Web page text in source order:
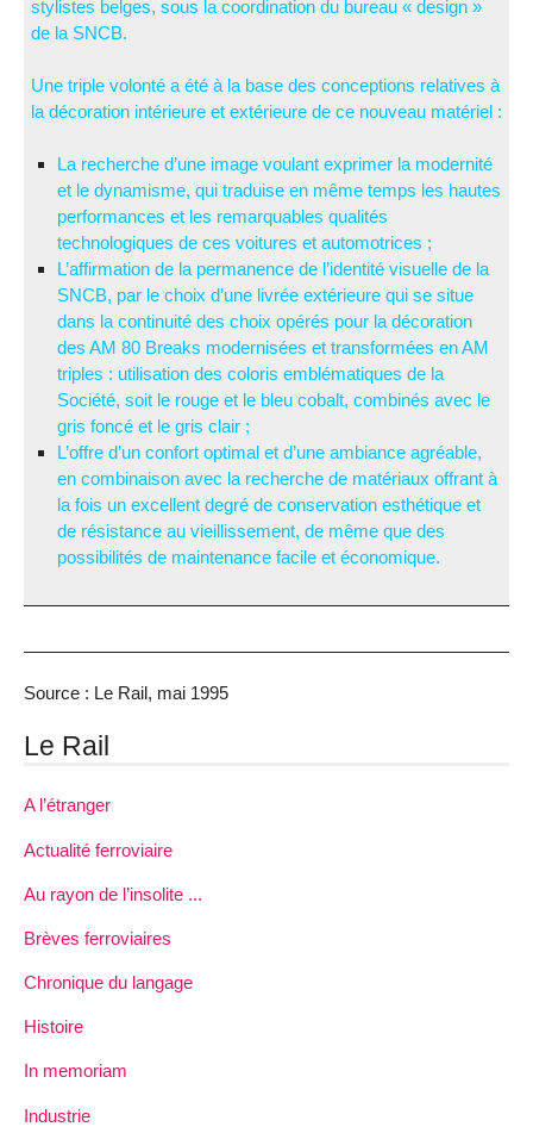
stylistes belges, sous la coordination du bureau « design »
de la SNCB.
Une triple volonté a été à la base des conceptions relatives à
la décoration intérieure et extérieure de ce nouveau matériel :
La recherche d’une image voulant exprimer la modernité
et le dynamisme, qui traduise en même temps les hautes
performances et les remarquables qualités
technologiques de ces voitures et automotrices ;
L’affirmation de la permanence de l’identité visuelle de la
SNCB, par le choix d’une livrée extérieure qui se situe
dans la continuité des choix opérés pour la décoration
des AM 80 Breaks modernisées et transformées en AM
triples : utilisation des coloris emblématiques de la
Société, soit le rouge et le bleu cobalt, combinés avec le
gris foncé et le gris clair ;
L’offre d’un confort optimal et d’une ambiance agréable,
en combinaison avec la recherche de matériaux offrant à
la fois un excellent degré de conservation esthétique et
de résistance au vieillissement, de même que des
possibilités de maintenance facile et économique.
Source : Le Rail, mai 1995
Le Rail
A l’étranger
Actualité ferroviaire
Au rayon de l’insolite ...
Brèves ferroviaires
Chronique du langage
Histoire
In memoriam
Industrie